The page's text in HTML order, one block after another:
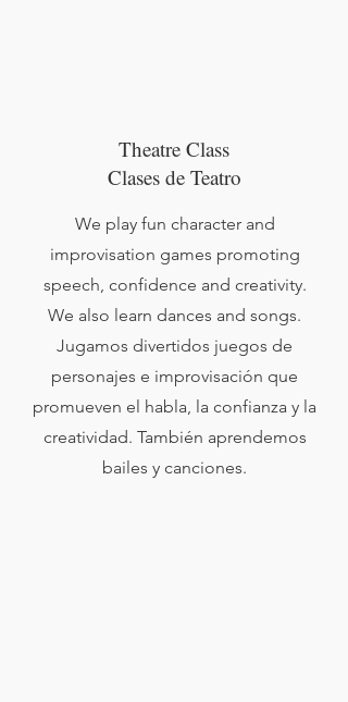
Theatre Class
Clases de Teatro
We play fun character and
improvisation games promoting
speech, confidence and creativity.
We also learn dances and songs.
Jugamos divertidos juegos de
personajes e improvisación que
promueven el habla, la confianza y la
creatividad. También aprendemos
bailes y canciones.